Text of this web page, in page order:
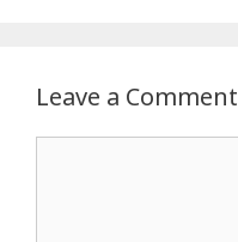
Leave a Comment